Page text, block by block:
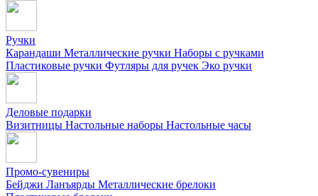
Ручки
Карандаши Металлические ручки Наборы с ручками
Пластиковые ручки Футляры для ручек Эко ручки
Деловые подарки
Визитницы Настольные наборы Настольные часы
Промо-сувениры
Бейджи Ланъярды Металлические брелоки